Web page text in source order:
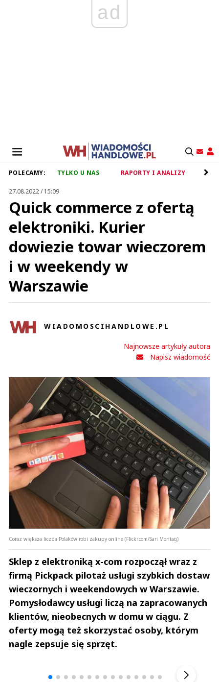
ad
POLECAMY: TYLKO U NAS RAPORTY I ANALIZY
27.08.2022 / 15:09
Quick commerce z ofertą
elektroniki. Kurier
dowiezie towar wieczorem
i w weekendy w
Warszawie
WIADOMOSCIHANDLOWE.PL
Najnowsze artykuły autora
Napisz wiadomość
Coraz większa liczba Polaków robi zakupy online (Flickr.com/Sari Montag)
Sklep z elektroniką x-com rozpoczął wraz z
firmą Pickpack pilotaż usługi szybkich dostaw
wieczornych i weekendowych w Warszawie.
Pomysłodawcy usługi liczą na zapracowanych
klientów, nieobecnych w domu w ciągu. Z
oferty mogą też skorzystać osoby, którym
nagle zepsuje się sprzęt.
Andrzej i Marta Sterniccy